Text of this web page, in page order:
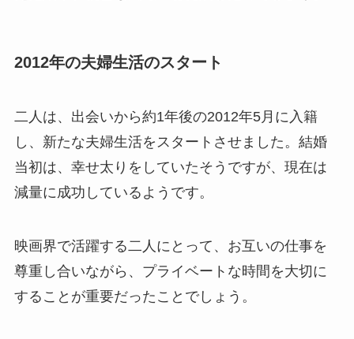
2012年の夫婦生活のスタート
二人は、出会いから約1年後の2012年5月に入籍
し、新たな夫婦生活をスタートさせました。結婚
当初は、幸せ太りをしていたそうですが、現在は
減量に成功しているようです。
映画界で活躍する二人にとって、お互いの仕事を
尊重し合いながら、プライベートな時間を大切に
することが重要だったことでしょう。